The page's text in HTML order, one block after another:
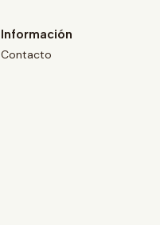
Información
Contacto